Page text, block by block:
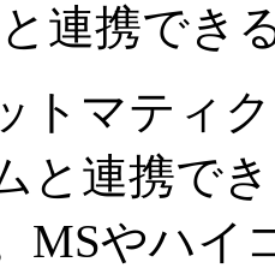
と連携でき
トマティ
と連携で
MSやハイ